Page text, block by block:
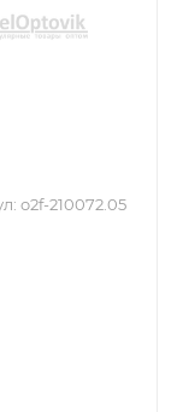
o2f-210072.05